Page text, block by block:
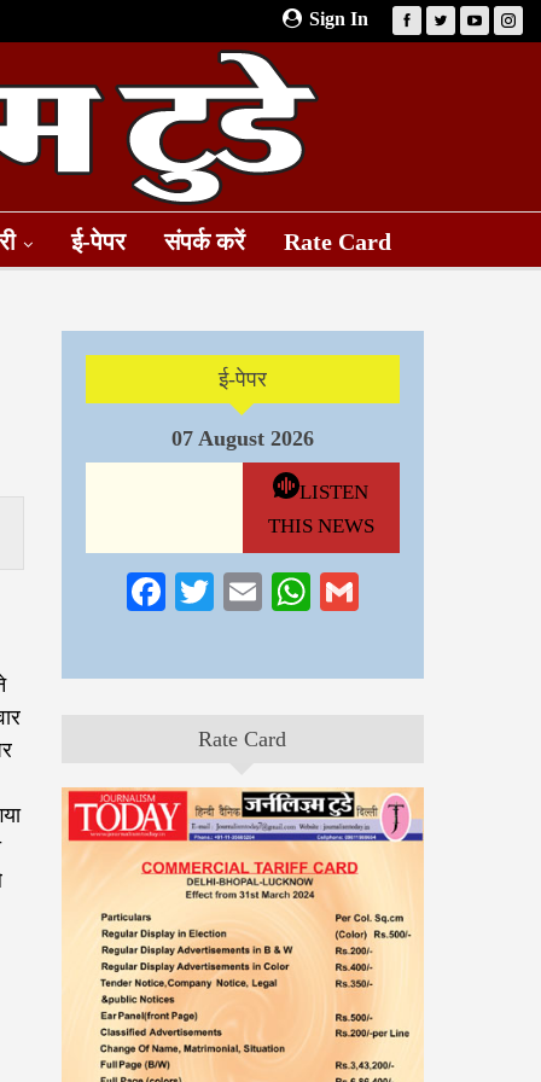
Sign In
ई-पेपर संपर्क करें Rate Card
ई-पेपर
07 August 2026
LISTEN
THIS NEWS
Facebook
TwitterEmailWhatsApp
Rate Card